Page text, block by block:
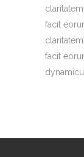
facit
facit